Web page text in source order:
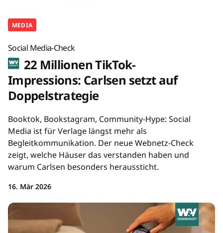
MEDIA
Social Media-Check
22 Millionen TikTok-
Impressions: Carlsen setzt auf
Doppelstrategie
Booktok, Bookstagram, Community-Hype: Social
Media ist für Verlage längst mehr als
Begleitkommunikation. Der neue Webnetz-Check
zeigt, welche Häuser das verstanden haben und
warum Carlsen besonders heraussticht.
16. Mär 2026